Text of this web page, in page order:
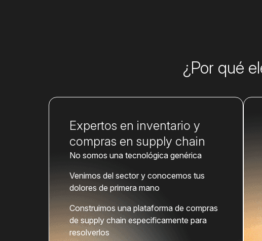
¿Por qué
Expertos en inventario y
compras en supply chain
No somos una tecnológica genérica
Venimos del sector y conocemos tus
dolores de primera mano
Construimos una plataforma de compras
de supply chain especificamente para
resolverlos